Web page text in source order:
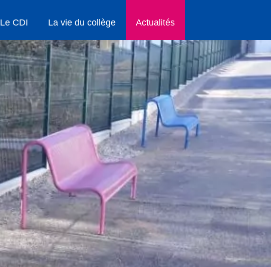
Le CDI La vie du collège Actualités